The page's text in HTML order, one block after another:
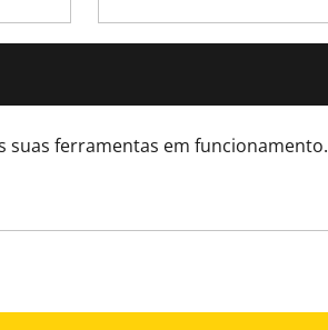
suas ferramentas em funcionamento.